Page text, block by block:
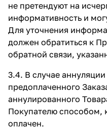
не претендуют на
информативность и
Для уточнения
должен обратиться к
обратной связи,
3.4. В случае
предоплаченного
аннулированного
Покупателю способом,
оплачен.